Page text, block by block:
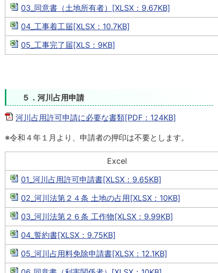
03_同意書（土地所有者）[XLSX：9.67KB]
04_工事着工届[XLSX：10.7KB]
05_工事完了届[XLS：9KB]
５．河川占用申請
河川占用許可申請に必要な書類[PDF：124KB]
※令和４年１月より、申請者の押印は不要とします。
Excel
01_河川占用許可申請書[XLSX：9.65KB]
02_河川法第２４条 土地の占用[XLSX：10KB]
03_河川法第２６条 工作物[XLSX：9.99KB]
04_誓約書[XLSX：9.75KB]
05_河川占用料免除申請書[XLSX：12.1KB]